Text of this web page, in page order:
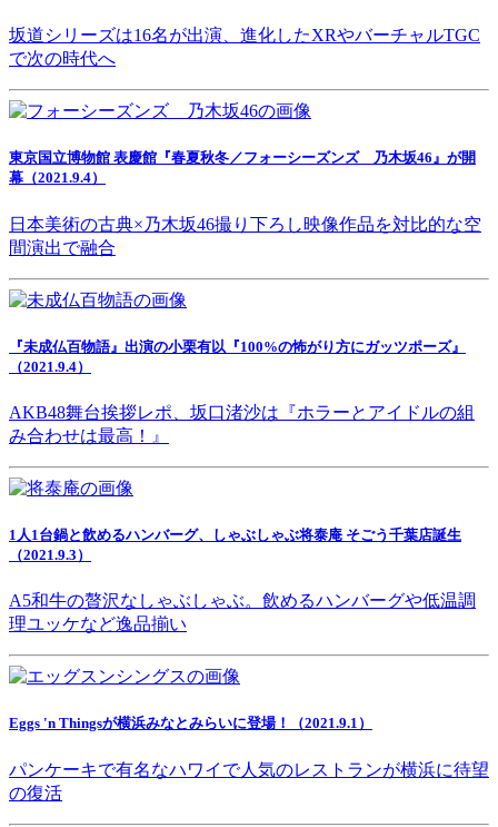
坂道シリーズは16名が出演、進化したXRやバーチャルTGC
で次の時代へ
東京国立博物館 表慶館『春夏秋冬／フォーシーズンズ 乃木坂46』が開
幕（2021.9.4）
日本美術の古典×乃木坂46撮り下ろし映像作品を対比的な空
間演出で融合
『未成仏百物語』出演の小栗有以『100%の怖がり方にガッツポーズ』
（2021.9.4）
AKB48舞台挨拶レポ、坂口渚沙は『ホラーとアイドルの組
み合わせは最高！』
1人1台鍋と飲めるハンバーグ、しゃぶしゃぶ将泰庵 そごう千葉店誕生
（2021.9.3）
A5和牛の贅沢なしゃぶしゃぶ。飲めるハンバーグや低温調
理ユッケなど逸品揃い
Eggs 'n Thingsが横浜みなとみらいに登場！（2021.9.1）
パンケーキで有名なハワイで人気のレストランが横浜に待望
の復活